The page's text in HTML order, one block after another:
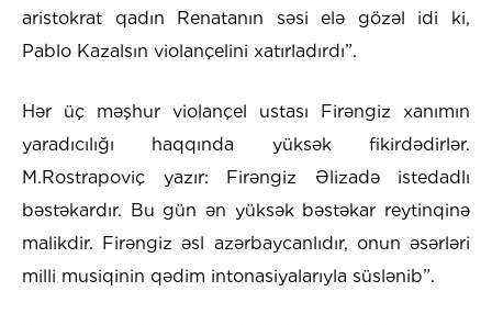
aristokrat qadın Renatanın səsi elə gözəl idi ki,
Pablo Kazalsın violançelini xatırladırdı”.
Hər üç məşhur violançel ustası Firəngiz xanımın
yaradıcılığı haqqında yüksək fikirdədirlər.
M.Rostrapoviç yazır: Firəngiz Əlizadə istedadlı
bəstəkardır. Bu gün ən yüksək bəstəkar reytinqinə
malikdir. Firəngiz əsl azərbaycanlıdır, onun əsərləri
milli musiqinin qədim intonasiyalarıyla süslənib”.